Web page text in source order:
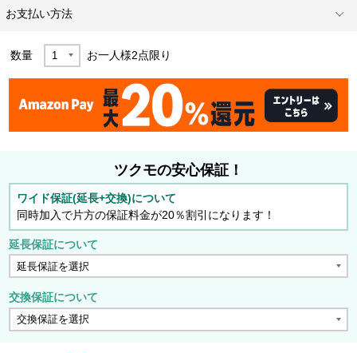
お支払い方法
数量 お一人様2点限り
ツクモの安心保証！
ワイド保証(延長+交換)について
同時加入で片方の保証料金が20％割引になります！
延長保証について
交換保証について